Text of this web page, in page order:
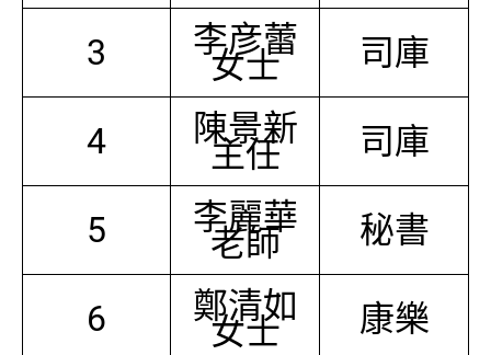
3 李彦蕾
女士 司庫
4 陳景新
主任 司庫
5 李麗華
老師 秘書
6 鄭清如
女士 康樂